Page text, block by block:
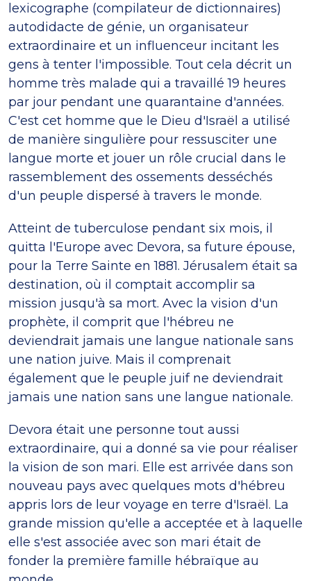
lexicographe (compilateur de dictionnaires)
autodidacte de génie, un organisateur
extraordinaire et un influenceur incitant les
gens à tenter l'impossible. Tout cela décrit un
homme très malade qui a travaillé 19 heures
par jour pendant une quarantaine d'années.
C'est cet homme que le Dieu d'Israël a utilisé
de manière singulière pour ressusciter une
langue morte et jouer un rôle crucial dans le
rassemblement des ossements desséchés
d'un peuple dispersé à travers le monde.
Atteint de tuberculose pendant six mois, il
quitta l'Europe avec Devora, sa future épouse,
pour la Terre Sainte en 1881. Jérusalem était sa
destination, où il comptait accomplir sa
mission jusqu'à sa mort. Avec la vision d'un
prophète, il comprit que l'hébreu ne
deviendrait jamais une langue nationale sans
une nation juive. Mais il comprenait
également que le peuple juif ne deviendrait
jamais une nation sans une langue nationale.
Devora était une personne tout aussi
extraordinaire, qui a donné sa vie pour réaliser
la vision de son mari. Elle est arrivée dans son
nouveau pays avec quelques mots d'hébreu
appris lors de leur voyage en terre d'Israël. La
grande mission qu'elle a acceptée et à laquelle
elle s'est associée avec son mari était de
fonder la première famille hébraïque au